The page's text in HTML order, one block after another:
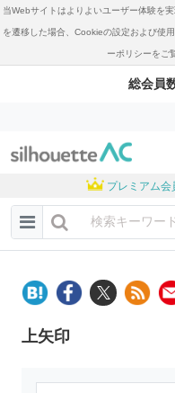
当Webサイトはよりよいユーザー体験を
を遷移した場合、Cookieの設定および使
ーポリシーをご
総会員
プレミアム会
上矢印